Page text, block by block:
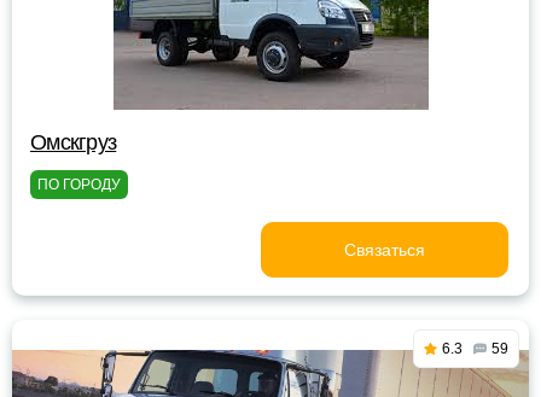
Омскгруз
ПО ГОРОДУ
Связаться
6.3 59